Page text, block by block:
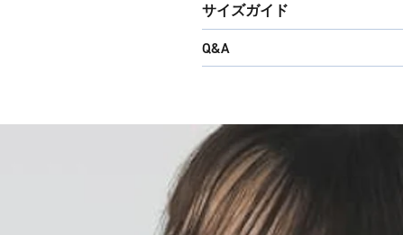
サイズガイド
Q&A